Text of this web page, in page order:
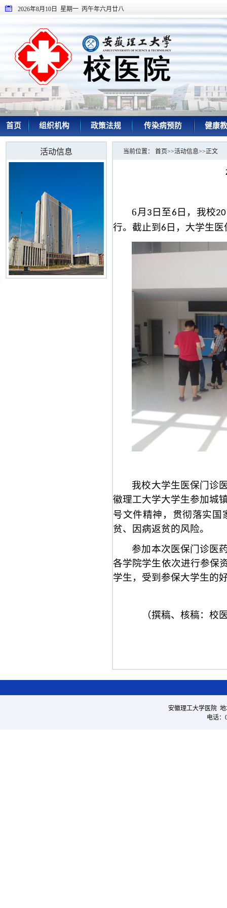
2026年8月10日 星期一 丙午年六月廿八
首页 组织机构 政策法规 传染病预防 健康
活动信息 当前位置： 首页>>活动信息>>正文
6月 3 日至6 日，我校
行。截止到 6 日，大学生
我校大学生医保门诊
徽理工大学大学生参加城
号文件精神，贯彻落实国
贫、因病返贫的风险。
参加本次医保门诊医
各学院学生依次进行参保
学生，受到参保大学生的
（撰稿、核稿：校
安徽理工大学医院
电话：